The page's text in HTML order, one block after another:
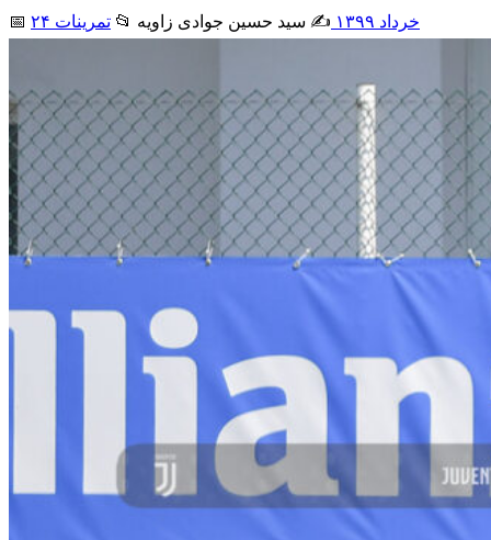
📅 ۲۴ خرداد ۱۳۹۹ ✍️ سید حسین جوادی زاويه 📂 تمرینات